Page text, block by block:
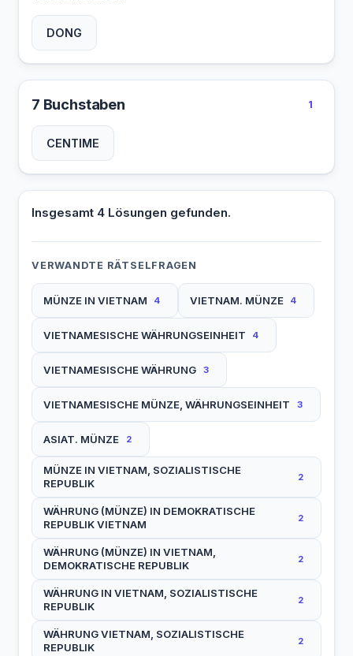
DONG
7 Buchstaben 1
CENTIME
Insgesamt 4 Lösungen gefunden.
VERWANDTE RÄTSELFRAGEN
MÜNZE IN VIETNAM 4 VIETNAM. MÜNZE 4
VIETNAMESISCHE WÄHRUNGSEINHEIT 4
VIETNAMESISCHE WÄHRUNG 3
VIETNAMESISCHE MÜNZE, WÄHRUNGSEINHEIT 3
ASIAT. MÜNZE 2
MÜNZE IN VIETNAM, SOZIALISTISCHE
REPUBLIK
2
WÄHRUNG (MÜNZE) IN DEMOKRATISCHE
REPUBLIK VIETNAM
2
WÄHRUNG (MÜNZE) IN VIETNAM,
DEMOKRATISCHE REPUBLIK
2
WÄHRUNG IN VIETNAM, SOZIALISTISCHE
REPUBLIK
2
WÄHRUNG VIETNAM, SOZIALISTISCHE
REPUBLIK
2